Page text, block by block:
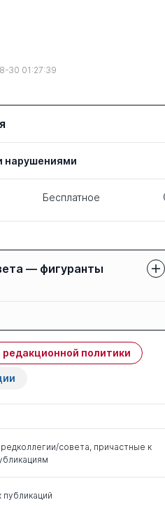
30 01:27:39
нарушениями
Бесплатное
— фигуранты
д. вет.н. 0 6
к. биолог.н.
д. биолог.н.
политики
совета, причастные к